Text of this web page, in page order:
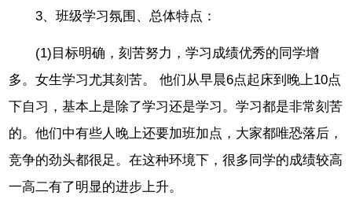
3、班级学习氛围、总体特点：
(1)目标明确，刻苦努力，学习成绩优秀的同学增
多。女生学习尤其刻苦。 他们从早晨6点起床到晚上10点
下自习，基本上是除了学习还是学习。学习都是非常刻苦
的。他们中有些人晚上还要加班加点，大家都唯恐落后，
竞争的劲头都很足。在这种环境下，很多同学的成绩较高
一高二有了明显的进步上升。